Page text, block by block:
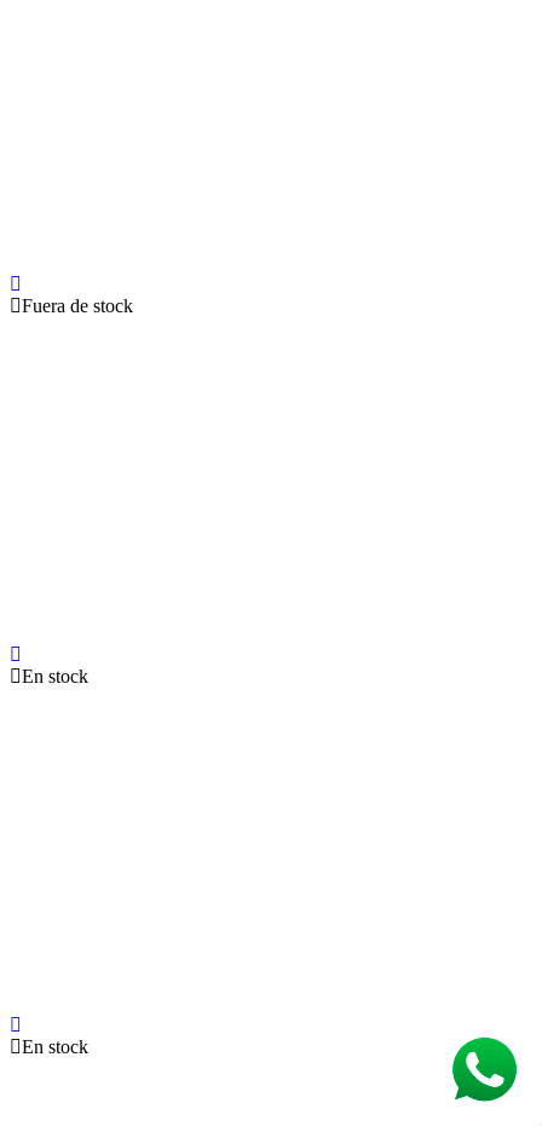
Fuera de stock
En stock
En stock